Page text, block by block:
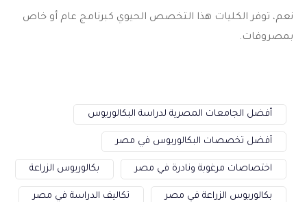
نعم، توفر الكليات هذا التخصص الحيوي كبرنامج عام أو خاص
بمصروفات.
أفضل الجامعات المصرية لدراسة البكالوريوس
أفضل تخصصات البكالوريوس في مصر
اختصاصات مرغوبة ونادرة في مصر بكالوريوس الزراعة
بكالوريوس الزراعة في مصر تكاليف الدراسة في مصر